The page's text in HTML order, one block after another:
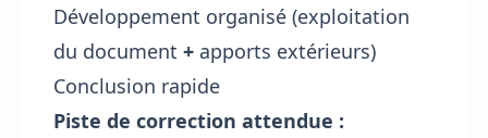
Développement organisé (exploitation
du document + apports extérieurs)
Conclusion rapide
Piste de correction attendue :